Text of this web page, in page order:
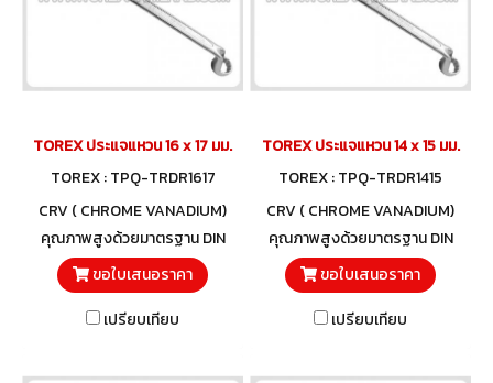
TOREX ประแจแหวน 16 x 17 มม.
TOREX : TPQ-TRDR1617
CRV ( CHROME VANADIUM)
คุณภาพสูงด้วยมาตรฐาน DIN
838 และวัสดุโครมวานาเดียม
ขอใบเสนอราคา
เปรียบเทียบ
TOREX ประแจแหวน 14 x 15 มม.
TOREX : TPQ-TRDR1415
CRV ( CHROME VANADIUM)
คุณภาพสูงด้วยมาตรฐาน DIN
838 และวัสดุโครมวานาเดียม
ขอใบเสนอราคา
เปรียบเทียบ